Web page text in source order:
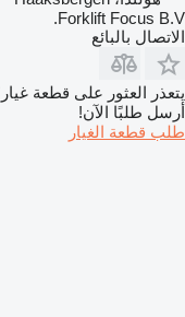
Forklift Focus B.V.
الاتصال بالبائع
يتعذر العثور على قطعة
أرسل طلبًا الآن!
طلب قطعة الغيار